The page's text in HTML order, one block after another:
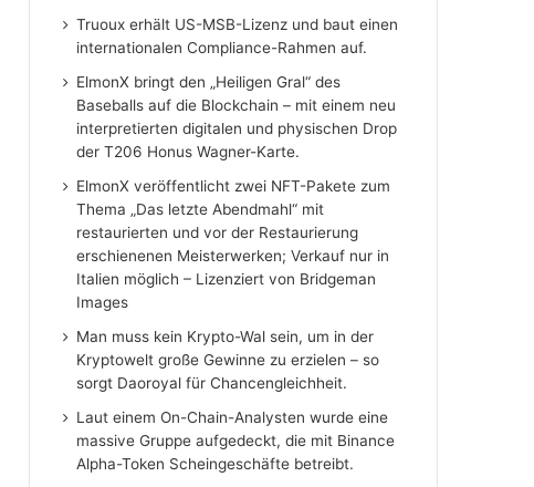
Truoux erhält US-MSB-Lizenz und baut einen
internationalen Compliance-Rahmen auf.
ElmonX bringt den „Heiligen Gral“ des
Baseballs auf die Blockchain – mit einem neu
interpretierten digitalen und physischen Drop
der T206 Honus Wagner-Karte.
ElmonX veröffentlicht zwei NFT-Pakete zum
Thema „Das letzte Abendmahl“ mit
restaurierten und vor der Restaurierung
erschienenen Meisterwerken; Verkauf nur in
Italien möglich – Lizenziert von Bridgeman
Images
Man muss kein Krypto-Wal sein, um in der
Kryptowelt große Gewinne zu erzielen – so
sorgt Daoroyal für Chancengleichheit.
Laut einem On-Chain-Analysten wurde eine
massive Gruppe aufgedeckt, die mit Binance
Alpha-Token Scheingeschäfte betreibt.